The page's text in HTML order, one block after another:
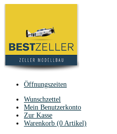
Öffnungszeiten
Wunschzettel
Mein Benutzerkonto
Zur Kasse
Warenkorb (0 Artikel)